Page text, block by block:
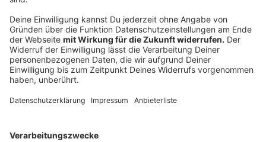
Was konkret spricht für oder gegen mobile
Filtergeräte?
Anzeige